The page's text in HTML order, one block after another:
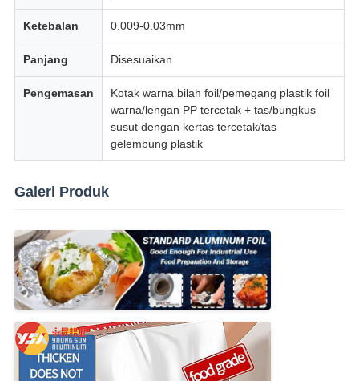
Ketebalan 0.009-0.03mm
Panjang Disesuaikan
Pengemasan
Kotak warna bilah foil/pemegang plastik foil
warna/lengan PP tercetak + tas/bungkus
susut dengan kertas tercetak/tas
gelembung plastik
Galeri Produk